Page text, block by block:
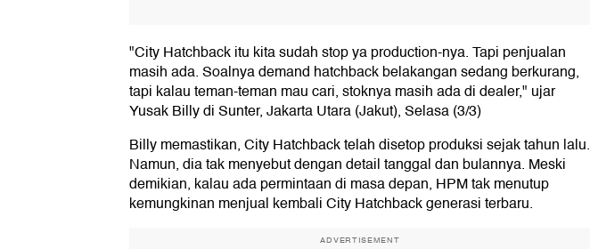
"City Hatchback itu kita sudah stop ya production-nya. Tapi penjualan
masih ada. Soalnya demand hatchback belakangan sedang berkurang,
tapi kalau teman-teman mau cari, stoknya masih ada di dealer," ujar
Yusak Billy di Sunter, Jakarta Utara (Jakut), Selasa (3/3)
Billy memastikan, City Hatchback telah disetop produksi sejak tahun lalu.
Namun, dia tak menyebut dengan detail tanggal dan bulannya. Meski
demikian, kalau ada permintaan di masa depan, HPM tak menutup
kemungkinan menjual kembali City Hatchback generasi terbaru.
ADVERTISEMENT